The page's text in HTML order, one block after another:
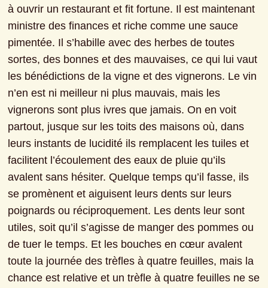
à ouvrir un restaurant et fit fortune. Il est maintenant
ministre des finances et riche comme une sauce
pimentée. Il s’habille avec des herbes de toutes
sortes, des bonnes et des mauvaises, ce qui lui vaut
les bénédictions de la vigne et des vignerons. Le vin
n’en est ni meilleur ni plus mauvais, mais les
vignerons sont plus ivres que jamais. On en voit
partout, jusque sur les toits des maisons où, dans
leurs instants de lucidité ils remplacent les tuiles et
facilitent l’écoulement des eaux de pluie qu’ils
avalent sans hésiter. Quelque temps qu’il fasse, ils
se promènent et aiguisent leurs dents sur leurs
poignards ou réciproquement. Les dents leur sont
utiles, soit qu’il s’agisse de manger des pommes ou
de tuer le temps. Et les bouches en cœur avalent
toute la journée des trèfles à quatre feuilles, mais la
chance est relative et un trèfle à quatre feuilles ne se